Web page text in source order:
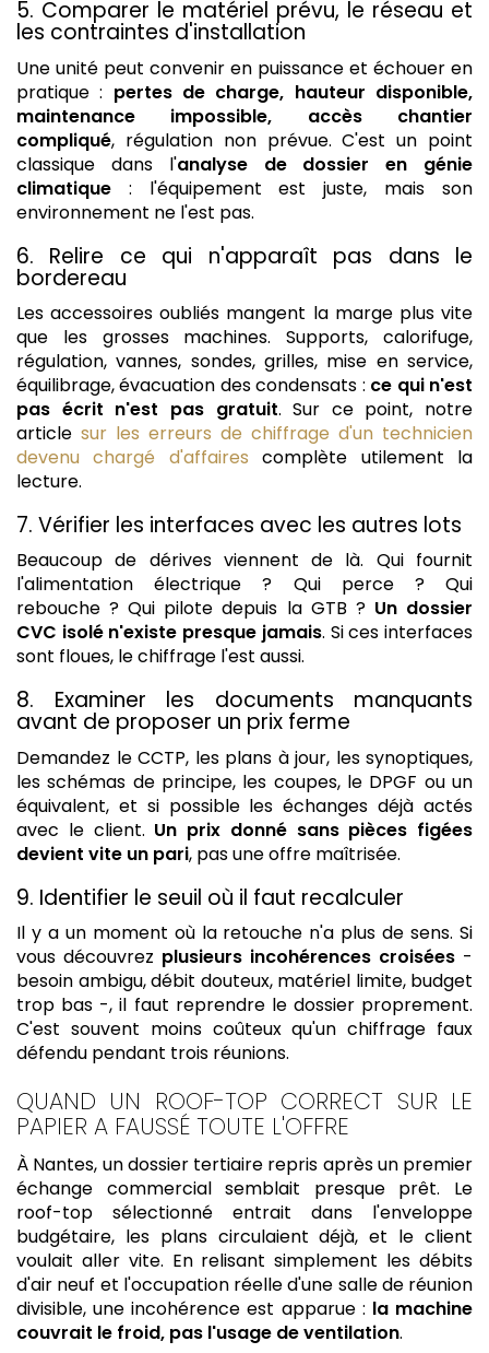
5. Comparer le matériel prévu, le réseau et
les contraintes d'installation
Une unité peut convenir en puissance et échouer en
pratique : pertes de charge, hauteur disponible,
maintenance impossible, accès chantier
compliqué, régulation non prévue. C'est un point
classique dans l'analyse de dossier en génie
climatique : l'équipement est juste, mais son
environnement ne l'est pas.
6. Relire ce qui n'apparaît pas dans le
bordereau
Les accessoires oubliés mangent la marge plus vite
que les grosses machines. Supports, calorifuge,
régulation, vannes, sondes, grilles, mise en service,
équilibrage, évacuation des condensats : ce qui n'est
pas écrit n'est pas gratuit. Sur ce point, notre
article sur les erreurs de chiffrage d'un technicien
devenu chargé d'affaires complète utilement la
lecture.
7. Vérifier les interfaces avec les autres lots
Beaucoup de dérives viennent de là. Qui fournit
l'alimentation électrique ? Qui perce ? Qui
rebouche ? Qui pilote depuis la GTB ? Un dossier
CVC isolé n'existe presque jamais. Si ces interfaces
sont floues, le chiffrage l'est aussi.
8. Examiner les documents manquants
avant de proposer un prix ferme
Demandez le CCTP, les plans à jour, les synoptiques,
les schémas de principe, les coupes, le DPGF ou un
équivalent, et si possible les échanges déjà actés
avec le client. Un prix donné sans pièces figées
devient vite un pari, pas une offre maîtrisée.
9. Identifier le seuil où il faut recalculer
Il y a un moment où la retouche n'a plus de sens. Si
vous découvrez plusieurs incohérences croisées -
besoin ambigu, débit douteux, matériel limite, budget
trop bas -, il faut reprendre le dossier proprement.
C'est souvent moins coûteux qu'un chiffrage faux
défendu pendant trois réunions.
QUAND UN ROOF-TOP CORRECT SUR LE
PAPIER A FAUSSÉ TOUTE L'OFFRE
À Nantes, un dossier tertiaire repris après un premier
échange commercial semblait presque prêt. Le
roof-top sélectionné entrait dans l'enveloppe
budgétaire, les plans circulaient déjà, et le client
voulait aller vite. En relisant simplement les débits
d'air neuf et l'occupation réelle d'une salle de réunion
divisible, une incohérence est apparue : la machine
couvrait le froid, pas l'usage de ventilation.